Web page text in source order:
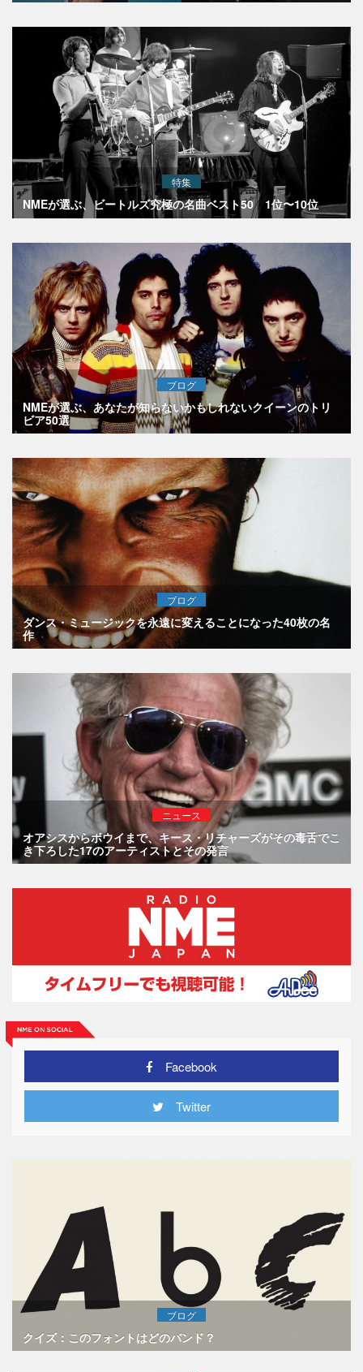
特集
NMEが選ぶ、ビートルズ究極の名曲ベスト50 1位〜10位
ブログ
NMEが選ぶ、あなたが知らないかもしれないクイーンのトリ
ビア50選
ブログ
ダンス・ミュージックを永遠に変えることになった40枚の名
作
ニュース
オアシスからボウイまで、キース・リチャーズがその毒舌でこ
き下ろした17のアーティストとその発言
Facebook
Twitter
ブログ
クイズ：このフォントはどのバンド？